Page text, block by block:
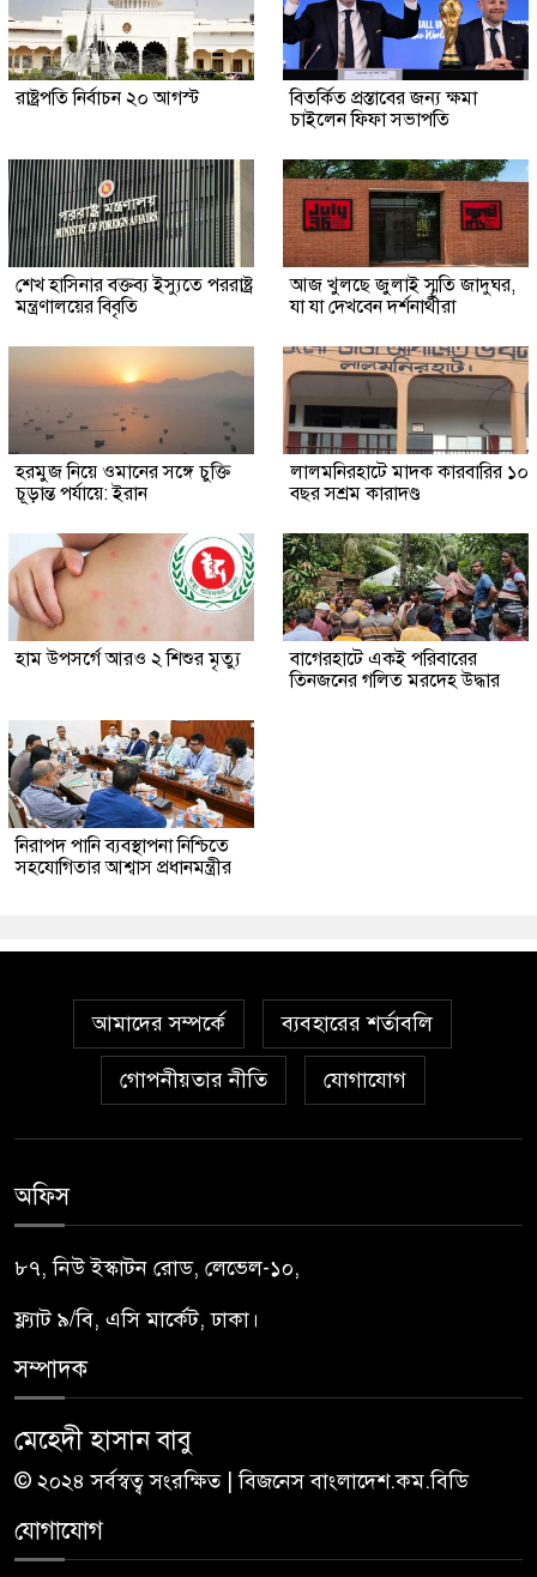
রাষ্ট্রপতি নির্বাচন ২০ আগস্ট
বিতর্কিত প্রস্তাবের জন্য ক্ষমা
চাইলেন ফিফা সভাপতি
শেখ হাসিনার বক্তব্য ইস্যুতে পররাষ্ট্র
মন্ত্রণালয়ের বিবৃতি
আজ খুলছে জুলাই স্মৃতি জাদুঘর,
যা যা দেখবেন দর্শনার্থীরা
হরমুজ নিয়ে ওমানের সঙ্গে চুক্তি
চূড়ান্ত পর্যায়ে: ইরান
লালমনিরহাটে মাদক কারবারির ১০
বছর সশ্রম কারাদণ্ড
হাম উপসর্গে আরও ২ শিশুর মৃত্যু
‎বাগেরহাটে একই পরিবারের
তিনজনের গলিত মরদেহ উদ্ধার
নিরাপদ পানি ব্যবস্থাপনা নিশ্চিতে
সহযোগিতার আশ্বাস প্রধানমন্ত্রীর
আমাদের সম্পর্কে ব্যবহারের শর্তাবলি
গোপনীয়তার নীতি যোগাযোগ
অফিস
৮৭, নিউ ইস্কাটন রোড, লেভেল-১০,
ফ্ল্যাট ৯/বি, এসি মার্কেট, ঢাকা।
সম্পাদক
মেহেদী হাসান বাবু
© ২০২৪ সর্বস্বত্ব সংরক্ষিত | বিজনেস বাংলাদেশ.কম.বিডি
যোগাযোগ